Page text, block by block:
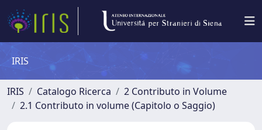
IRIS
IRIS Catalogo Ricerca
2 Contributo in Volume
2.1 Contributo in volume (Capitolo o Saggio)